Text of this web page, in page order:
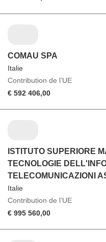
COMAU SPA
Italie
Contribution de l’UE
€ 592 406,00
ISTITUTO SUPERIORE
TECNOLOGIE
TELECOMUNICAZIONI
Italie
Contribution de l’UE
€ 995 560,00